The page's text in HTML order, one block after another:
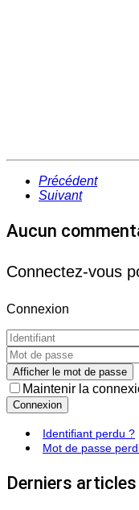
Précédent
Suivant
Aucun
Connectez-vous
Connexion
Afficher le mot de passe
Maintenir la
Connexion
Identifiant perdu ?
Mot de passe
Derniers